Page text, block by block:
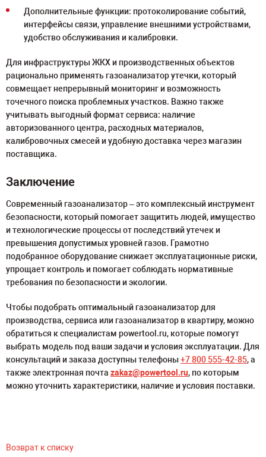
Дополнительные функции: протоколирование событий,
интерфейсы связи, управление внешними устройствами,
удобство обслуживания и калибровки.
Для инфраструктуры ЖКХ и производственных объектов
рационально применять газоанализатор утечки, который
совмещает непрерывный мониторинг и возможность
точечного поиска проблемных участков. Важно также
учитывать выгодный формат сервиса: наличие
авторизованного центра, расходных материалов,
калибровочных смесей и удобную доставка через магазин
поставщика.
Заключение
Современный газоанализатор – это комплексный инструмент
безопасности, который помогает защитить людей, имущество
и технологические процессы от последствий утечек и
превышения допустимых уровней газов. Грамотно
подобранное оборудование снижает эксплуатационные риски,
упрощает контроль и помогает соблюдать нормативные
требования по безопасности и экологии.
Чтобы подобрать оптимальный газоанализатор для
производства, сервиса или газоанализатор в квартиру, можно
обратиться к специалистам powertool.ru, которые помогут
выбрать модель под ваши задачи и условия эксплуатации. Для
консультаций и заказа доступны телефоны+7 800 555-42-85, а
также электронная почта zakaz@powertool.ru, по которым
можно уточнить характеристики, наличие и условия поставки.
Возврат к списку